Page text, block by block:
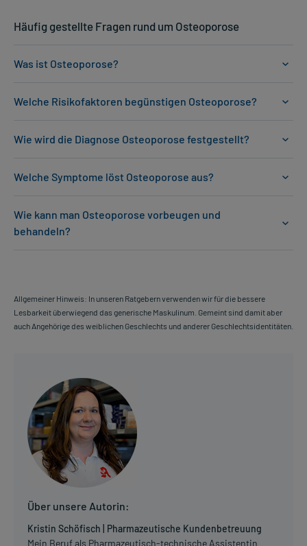
Häufig gestellte Fragen rund um Osteoporose
Was ist Osteoporose?
Welche Risikofaktoren begünstigen Osteoporose?
Wie wird die Diagnose Osteoporose festgestellt?
Welche Symptome löst Osteoporose aus?
Wie kann man Osteoporose vorbeugen und
behandeln?
Allgemeiner Hinweis: In unseren Ratgebern verwenden wir für die bessere
Lesbarkeit überwiegend das generische Maskulinum. Gemeint sind damit aber
auch Angehörige des weiblichen Geschlechts und anderer Geschlechtsidentitäten.
Über unsere Autorin:
Kristin Schöfisch | Pharmazeutische Kundenbetreuung
Mein Beruf als Pharmazeutisch-technische Assistentin